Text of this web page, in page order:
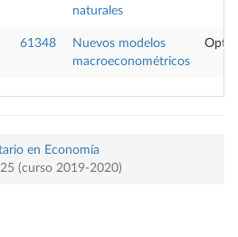
naturales
61348
Nuevos modelos
macroeconométricos
en Economía
(curso 2019-2020)